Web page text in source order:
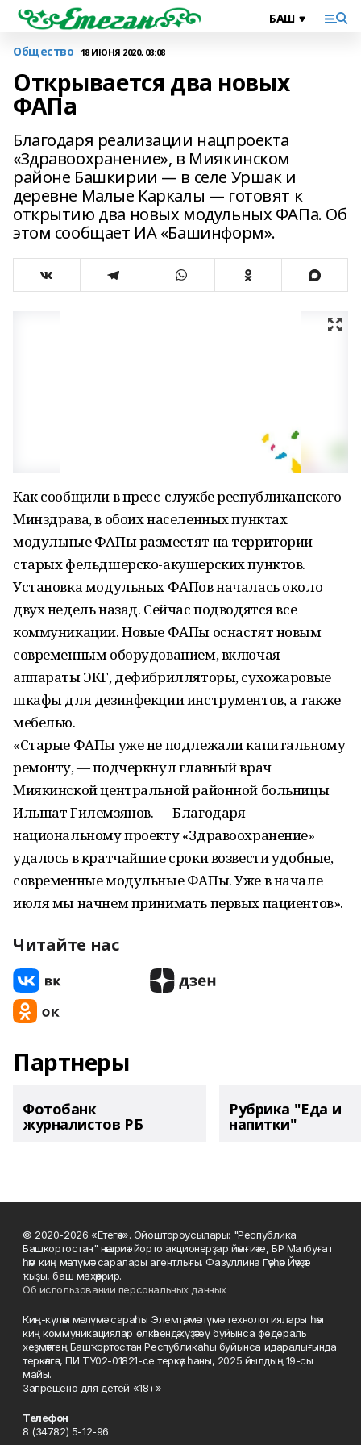
Общество 18 ИЮНЯ 2020, 08:08
Открывается два новых
ФАПа
Благодаря реализации нацпроекта
«Здравоохранение», в Миякинском
районе Башкирии — в селе Уршак и
деревне Малые Каркалы — готовят к
открытию два новых модульных ФАПа. Об
этом сообщает ИА «Башинформ».
Как сообщили в пресс-службе республиканского
Минздрава, в обоих населенных пунктах
модульные ФАПы разместят на территории
старых фельдшерско-акушерских пунктов.
Установка модульных ФАПов началась около
двух недель назад. Сейчас подводятся все
коммуникации. Новые ФАПы оснастят новым
современным оборудованием, включая
аппараты ЭКГ, дефибрилляторы, сухожаровые
шкафы для дезинфекции инструментов, а также
мебелью.
«Старые ФАПы уже не подлежали капитальному
ремонту, — подчеркнул главный врач
Миякинской центральной районной больницы
Ильшат Гилемзянов. — Благодаря
национальному проекту «Здравоохранение»
удалось в кратчайшие сроки возвести удобные,
современные модульные ФАПы. Уже в начале
июля мы начнем принимать первых пациентов».
Читайте нас
Партнеры
Фотобанк
журналистов РБ
Рубрика "Еда и
напитки"
© 2020-2026 «Етегән». Ойоштороусылары: "Республика
Башкортостан" нәшриәт йорто акционерҙар йәмғиәте, БР Матбуғат
һәм киң мәғлүмәт саралары агентлығы. Фазуллина Гәүһәр Йәүҙәт
ҡыҙы, баш мөхәррир.
Об использовании персональных данных
Киң-күләм мәғлүмәт сараһы Элемтә, мәғлүмәт технологиялары һәм
киң коммуникациялар өлкәһендә күҙәтеү буйынса федераль
хеҙмәттең Башҡортостан Республикаһы буйынса идаралығында
теркәлгән, ПИ ТУ02-01821-се теркәү һаны, 2025 йылдың 19-сы
майы.
Запрещено для детей «18+»
Телефон
8 (34782) 5-12-96